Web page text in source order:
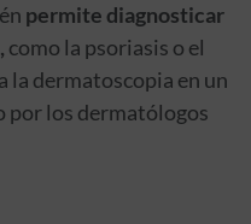
permite diagnosticar
como la psoriasis o el
la dermatoscopia en un
por los dermatólogos